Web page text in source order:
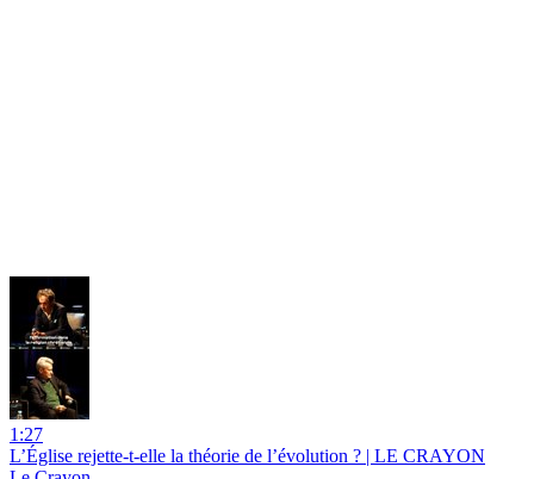
1:27
L’Église rejette-t-elle la théorie de l’évolution ? | LE CRAYON